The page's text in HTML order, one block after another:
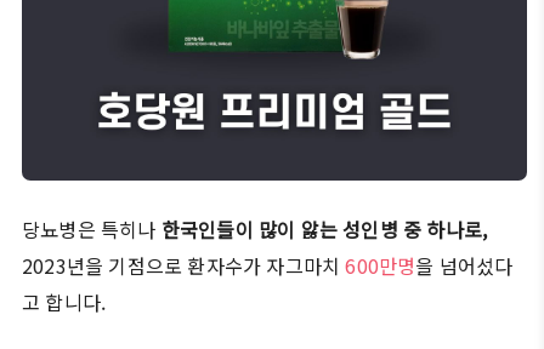
당뇨병은 특히나 한국인들이 많이 앓는 성인병 중 하나로,
2023년을 기점으로 환자수가 자그마치600만명을 넘어섰다
고 합니다.